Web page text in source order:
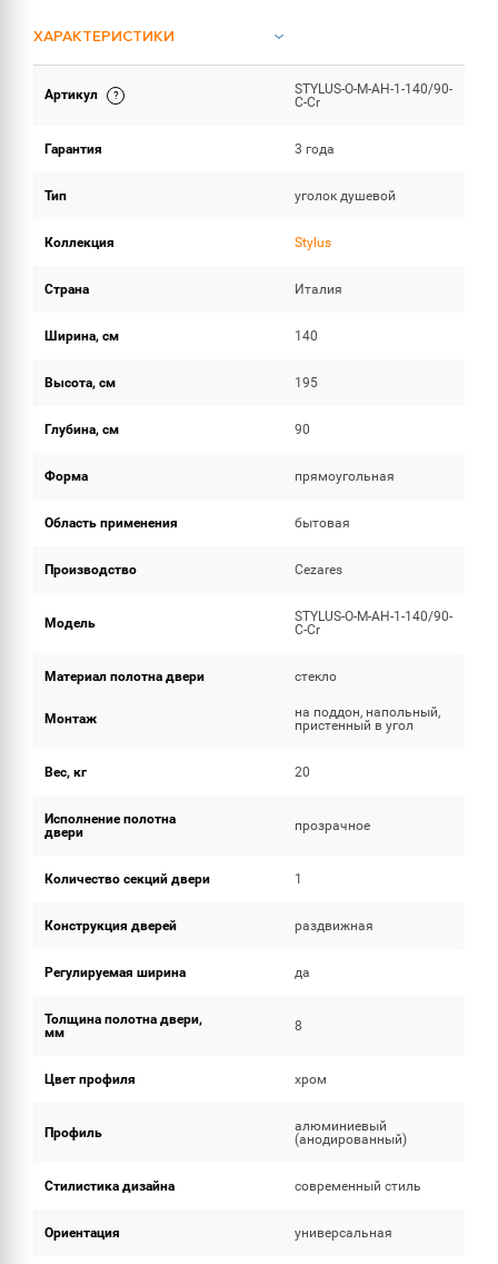
ХАРАКТЕРИСТИКИ
ОБЪЕМ ПОСТАВКИ
Артикул
STYLUS-O-M-AH-1-140/90-
C-Cr
Гарантия 3 года
Тип уголок душевой
Коллекция Stylus
Страна Италия
Ширина, см 140
Высота, см 195
Глубина, см 90
Форма прямоугольная
Область применения бытовая
Производство Cezares
Модель
STYLUS-O-M-AH-1-140/90-
C-Cr
Материал полотна двери стекло
Монтаж
на поддон, напольный,
пристенный в угол
Вес, кг 20
Исполнение полотна
двери
прозрачное
Количество секций двери 1
Конструкция дверей раздвижная
Регулируемая ширина да
Толщина полотна двери,
мм
8
Цвет профиля хром
Профиль
алюминиевый
(анодированный)
Стилистика дизайна современный стиль
Ориентация универсальная